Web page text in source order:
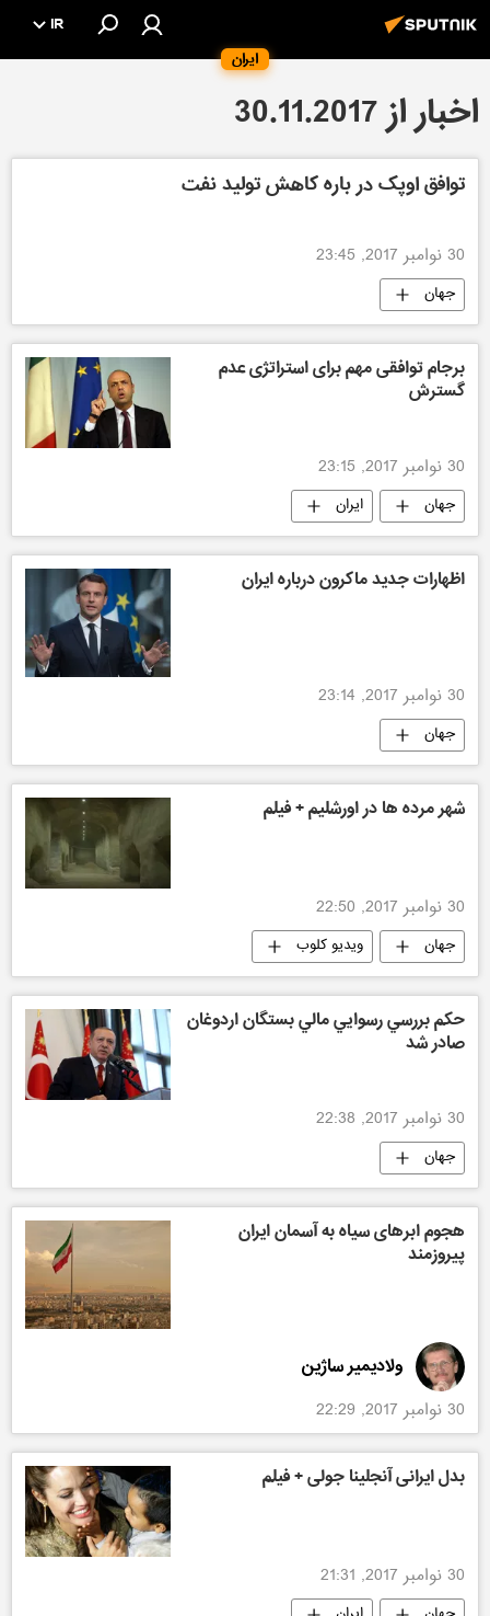
ایران
IR
اخبار از 30.11.2017
توافق اوپک در باره کاهش تولید نفت
30 نوامبر 2017, 23:45
جهان
برجام توافقی مهم برای استراتژی عدم
گسترش
30 نوامبر 2017, 23:15
جهان ایران
اظهارات جدید ماکرون درباره ایران
30 نوامبر 2017, 23:14
جهان
شهر مرده ها در اورشلیم + فیلم
30 نوامبر 2017, 22:50
جهان ویدیو کلوب
حکم بررسي رسوايي مالي بستگان اردوغان
صادر شد
30 نوامبر 2017, 22:38
جهان
هجوم ابرهای سیاه به آسمان ایران
پیروزمند
ولادیمیر ساژین
30 نوامبر 2017, 22:29
بدل ایرانی آنجلینا جولی + فیلم
30 نوامبر 2017, 21:31